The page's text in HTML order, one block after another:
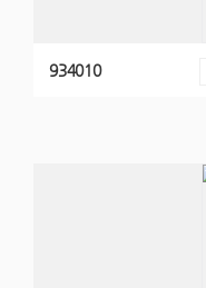
934010